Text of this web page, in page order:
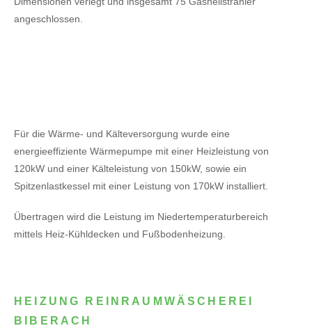
angeschlossen.
Für die Wärme- und Kälteversorgung wurde eine
energieeffiziente Wärmepumpe mit einer Heizleistung von
120kW und einer Kälteleistung von 150kW, sowie ein
Spitzenlastkessel mit einer Leistung von 170kW installiert.
Übertragen wird die Leistung im Niedertemperaturbereich
mittels Heiz-Kühldecken und Fußbodenheizung.
HEIZUNG REINRAUMWÄSCHEREI
BIBERACH